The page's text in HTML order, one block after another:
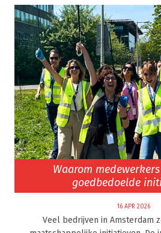
Waarom
goedbedoelde
16 APR 2026
Veel bedrijven in Amsterdam